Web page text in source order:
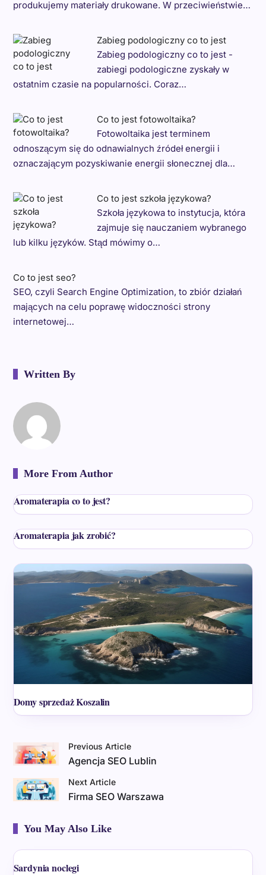
produkujemy materiały drukowane. W przeciwieństwie…
Zabieg podologiczny co to jest
Zabieg podologiczny co to jest -
zabiegi podologiczne zyskały w
ostatnim czasie na popularności. Coraz…
Co to jest fotowoltaika?
Fotowoltaika jest terminem
odnoszącym się do odnawialnych źródeł energii i
oznaczającym pozyskiwanie energii słonecznej dla…
Co to jest szkoła językowa?
Szkoła językowa to instytucja, która
zajmuje się nauczaniem wybranego
lub kilku języków. Stąd mówimy o…
Co to jest seo?
SEO, czyli Search Engine Optimization, to zbiór działań
mających na celu poprawę widoczności strony
internetowej…
Written By
More From Author
Aromaterapia co to jest?
Aromaterapia jak zrobić?
Domy sprzedaż Koszalin
Previous Article
Agencja SEO Lublin
Next Article
Firma SEO Warszawa
You May Also Like
Sardynia noclegi